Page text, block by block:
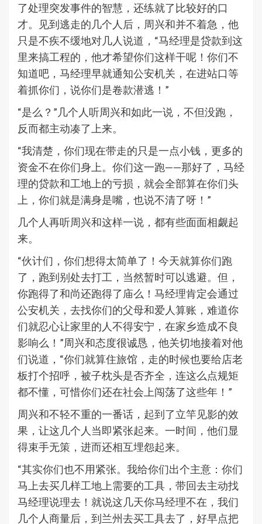
了处理突发事件的智慧，还练就了比较好的口
才。见到逃走的几个人后，周兴和并不着急，他
只是不疾不缓地对几人说道，“马经理是贷款到这
里来搞工程的，他才希望你们这样干呢！你们不
知道吧，马经理早就通知公安机关，在进站口等
着抓你们，说你们是卷款潜逃！”
“是么？”几个人听周兴和如此一说，不但没跑，
反而都主动凑了上来。
“我清楚，你们现在带走的只是一点小钱，更多的
资金不在你们身上。你们这一跑——那好了，马经
理的贷款和工地上的亏损，就会全部算在你们头
上，你们就是满身是嘴，也说不清了呀！”
几个人再听周兴和这样一说，都有些面面相觑起
来。
“伙计们，你们想得太简单了！今天就算你们跑
了，跑到别处去打工，当然暂时可以逃避。但，
你跑得了和尚还跑得了庙么！马经理肯定会通过
公安机关，去找你们的父母和爱人算账，难道你
们就忍心让家里的人不得安宁，在家乡造成不良
影响么！”周兴和态度很诚恳，他关切地接着对他
们说道，“你们就算住旅馆，走的时候也要给店老
板打个招呼，被子枕头是否齐全，连这么点规矩
都不懂，可惜你们还在社会上闯荡了这些年！”
周兴和不轻不重的一番话，起到了立竿见影的效
果，让这几个人当即紧张起来。一时间，他们显
得束手无策，进而还相互埋怨起来。
“其实你们也不用紧张。我给你们出个主意：你们
马上去买几样工地上需要的工具，带回去主动找
马经理说理去！就说这几天你马经理不在，我们
几个人商量后，到兰州去买工具去了，好早点把